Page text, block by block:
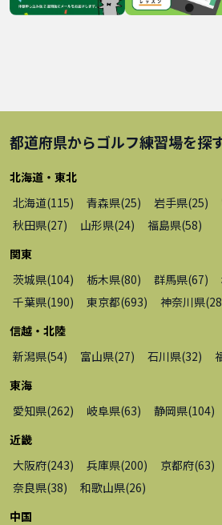
都道府県からゴルフ練習場を探
北海道・東北
北海道(115) 青森県(25) 岩手県(25)
秋田県(27) 山形県(24) 福島県(58)
関東
茨城県(104) 栃木県(80) 群馬県(67)
千葉県(190) 東京都(693) 神奈川県(
信越・北陸
新潟県(54) 富山県(27) 石川県(32)
東海
愛知県(262) 岐阜県(63) 静岡県(104)
近畿
大阪府(243) 兵庫県(200) 京都府(63)
奈良県(38) 和歌山県(26)
中国